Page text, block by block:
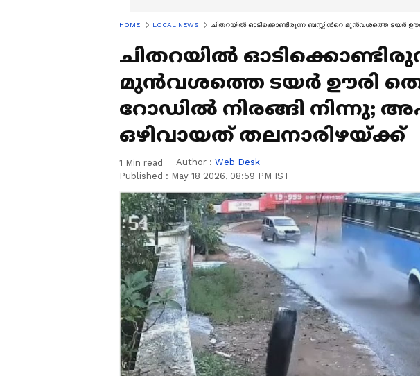
HOME LOCAL NEWS ചിതറയിൽ ഓടിക്കൊണ്ടിരുന്ന ബസ്സിന്‍റെ മുൻവശത്തെ ടയർ
ചിതറയിൽ
മുൻവശത്തെ ടയർ ഊരി
റോഡിൽ നിരങ്ങി നിന്നു;
ഒഴിവായത് തലനാരിഴയ്ക്ക്
1 Min read Author : Web Desk
Published : May 18 2026, 08:59 PM IST